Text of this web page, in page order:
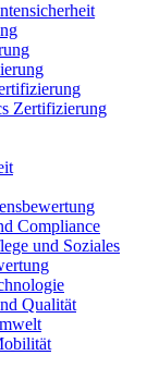
Zertifizierung
Compliance
und Soziales
Qualität